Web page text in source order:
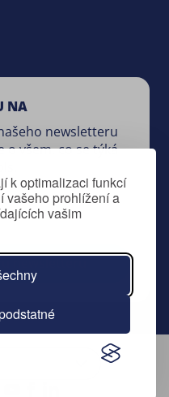
k optimalizaci funkcí
vašeho prohlížení a
vašim
NA
newsletteru
o všem, co se týká